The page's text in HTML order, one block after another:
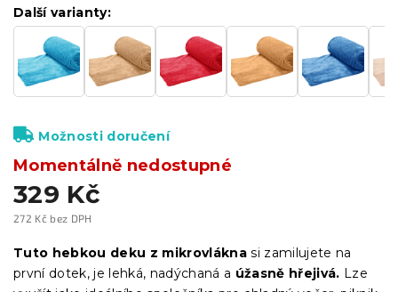
329 Kč
272 Kč bez DPH
cena:
Momentálně nedostupné
Další varianty:
Možnosti doručení
Tuto hebkou deku z mikrovlákna si zamilujete na
první dotek, je lehká, nadýchaná a úžasně hřejivá. Lze